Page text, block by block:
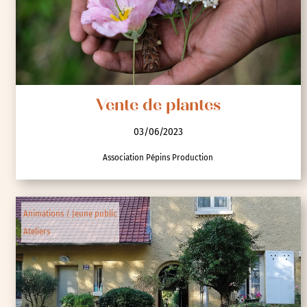
Vente de plantes
03/06/2023
Association Pépins Production
Animations / Jeune public
Ateliers